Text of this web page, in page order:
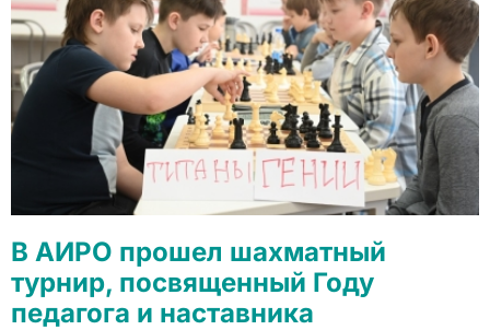
В АИРО прошел шахматный
турнир, посвященный Году
педагога и наставника